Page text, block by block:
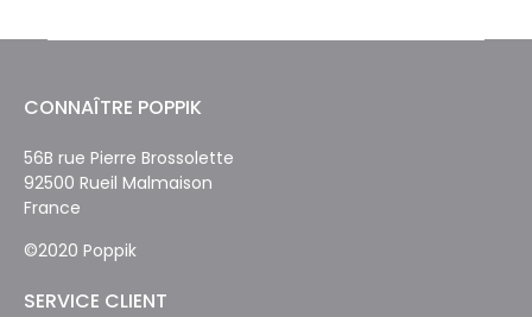
CONNAÎTRE POPPIK
56B rue Pierre Brossolette
92500 Rueil Malmaison
France
©2020 Poppik
SERVICE CLIENT